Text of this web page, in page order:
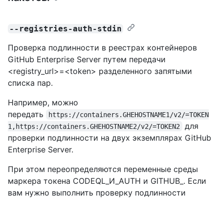
--registries-auth-stdin
Проверка подлинности в реестрах контейнеров
GitHub Enterprise Server путем передачи
<registry_url>=<token> разделенного запятыми
списка пар.
Например, можно
передать
https://containers.GHEHOSTNAME1/v2/=TOKEN
1,https://containers.GHEHOSTNAME2/v2/=TOKEN2
для
проверки подлинности на двух экземплярах GitHub
Enterprise Server.
При этом переопределяются переменные среды
маркера токена CODEQL_И_AUTH и GITHUB_. Если
вам нужно выполнить проверку подлинности